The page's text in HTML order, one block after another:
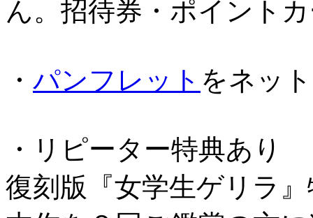
ん。招待券・ポイント
・ パンフレット をネッ
・リピーター特典あり
復刻版『女学生ゲリラ